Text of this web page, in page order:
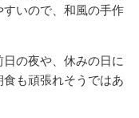
いので、和風の手作
の夜や、休みの日に
も頑張れそうではあ